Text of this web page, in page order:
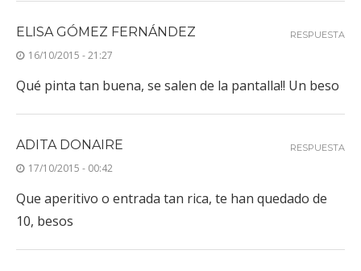
ELISA GÓMEZ FERNÁNDEZ
16/10/2015 - 21:27
Qué pinta tan buena, se salen de la pantalla!! Un beso
RESPUESTA
ADITA DONAIRE
17/10/2015 - 00:42
Que aperitivo o entrada tan rica, te han quedado de
10, besos
RESPUESTA